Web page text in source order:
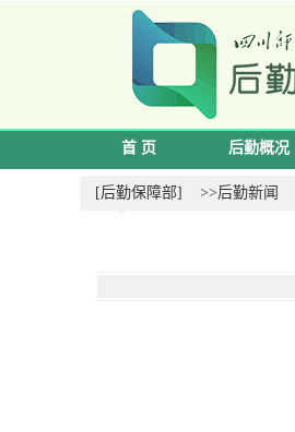
首 页 后勤概况
[后勤保障部] >>后勤新闻